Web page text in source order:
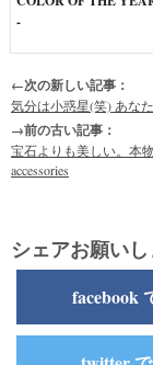
-
←次の新しい記事：
気分は小惑星(笑) あな
→前の古い記事：
宝石よりも美しい。本
accessories
シェアお願いし
facebook